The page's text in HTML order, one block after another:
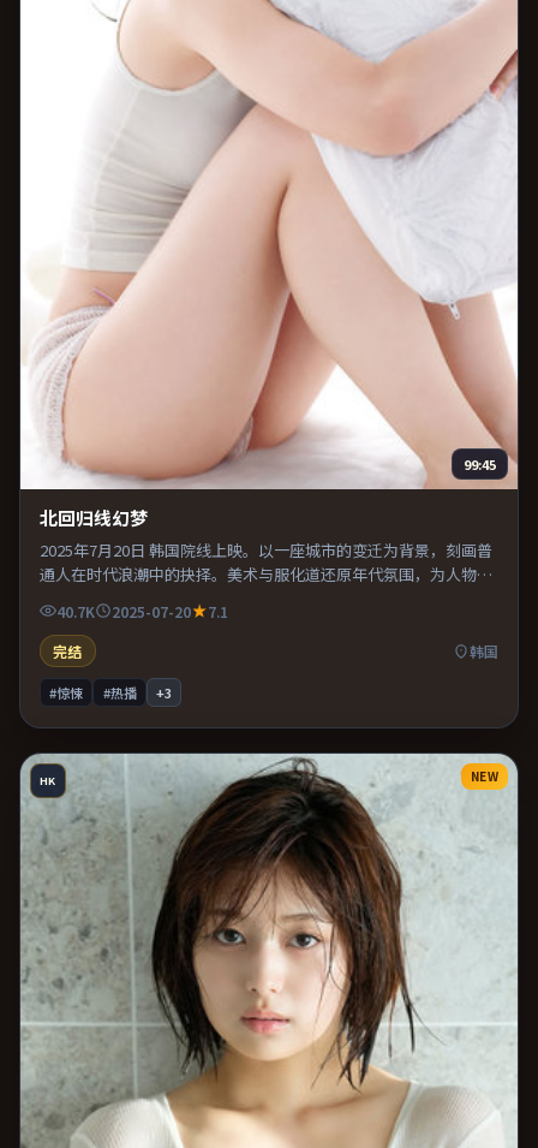
99:45
北回归线幻梦
2025年7月20日 韩国院线上映。以一座城市的变迁为背景，刻画普
通人在时代浪潮中的抉择。美术与服化道还原年代氛围，为人物动
机提供可信支撑。既有类型片爽感，也保留作者表达，口碑潜力不
俗。
40.7K 2025-07-20
7.1
完结
韩国
#惊悚 #热播 +3
HK NEW